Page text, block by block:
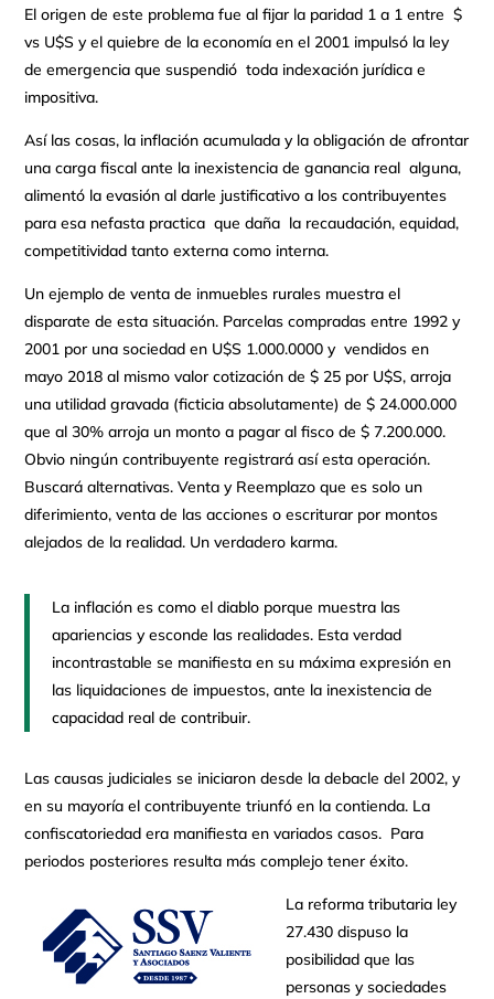
El origen de este problema fue al fijar la paridad 1 a 1 entre $
vs U$S y el quiebre de la economía en el 2001 impulsó la ley
de emergencia que suspendió toda indexación jurídica e
impositiva.
Así las cosas, la inflación acumulada y la obligación de afrontar
una carga fiscal ante la inexistencia de ganancia real alguna,
alimentó la evasión al darle justificativo a los contribuyentes
para esa nefasta practica que daña la recaudación, equidad,
competitividad tanto externa como interna.
Un ejemplo de venta de inmuebles rurales muestra el
disparate de esta situación. Parcelas compradas entre 1992 y
2001 por una sociedad en U$S 1.000.0000 y vendidos en
mayo 2018 al mismo valor cotización de $ 25 por U$S, arroja
una utilidad gravada (ficticia absolutamente) de $ 24.000.000
que al 30% arroja un monto a pagar al fisco de $ 7.200.000.
Obvio ningún contribuyente registrará así esta operación.
Buscará alternativas. Venta y Reemplazo que es solo un
diferimiento, venta de las acciones o escriturar por montos
alejados de la realidad. Un verdadero karma.
La inflación es como el diablo porque muestra las
apariencias y esconde las realidades. Esta verdad
incontrastable se manifiesta en su máxima expresión en
las liquidaciones de impuestos, ante la inexistencia de
capacidad real de contribuir.
Las causas judiciales se iniciaron desde la debacle del 2002, y
en su mayoría el contribuyente triunfó en la contienda. La
confiscatoriedad era manifiesta en variados casos. Para
periodos posteriores resulta más complejo tener éxito.
La reforma tributaria ley
27.430 dispuso la
posibilidad que las
personas y sociedades